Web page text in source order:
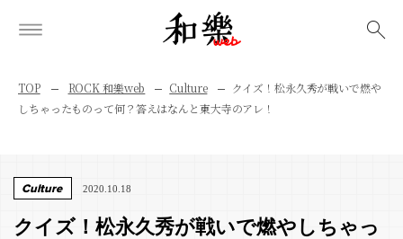
TOP ROCK 和樂web Culture
クイズ！松永久秀が戦いで燃や
しちゃったものって何？答えはなんと東大寺のアレ！
Culture 2020.10.18
クイズ！松永久秀が戦いで燃やしちゃっ